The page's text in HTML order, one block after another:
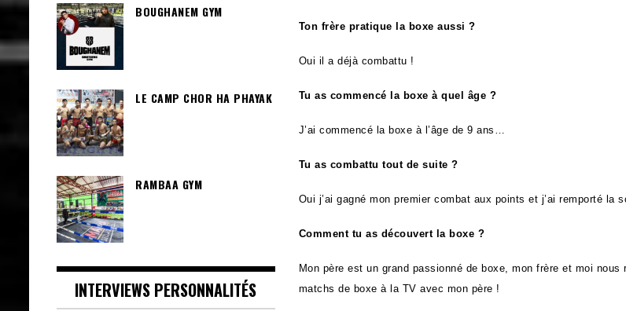
Ton frère pratique la boxe aussi ?
Oui il a déjà combattu !
Tu as commencé la boxe à quel âge ?
J’ai commencé la boxe à l’âge de 9 ans…
Tu as combattu tout de suite ?
Oui j’ai gagné mon premier combat aux points et j’ai remporté la
Comment tu as découvert la boxe ?
Mon père est un grand passionné de boxe, mon frère et moi nous
matchs de boxe à la TV avec mon père !
BOUGHANEM GYM
LE CAMP CHOR HA PHAYAK
RAMBAA GYM
INTERVIEWS PERSONNALITÉS